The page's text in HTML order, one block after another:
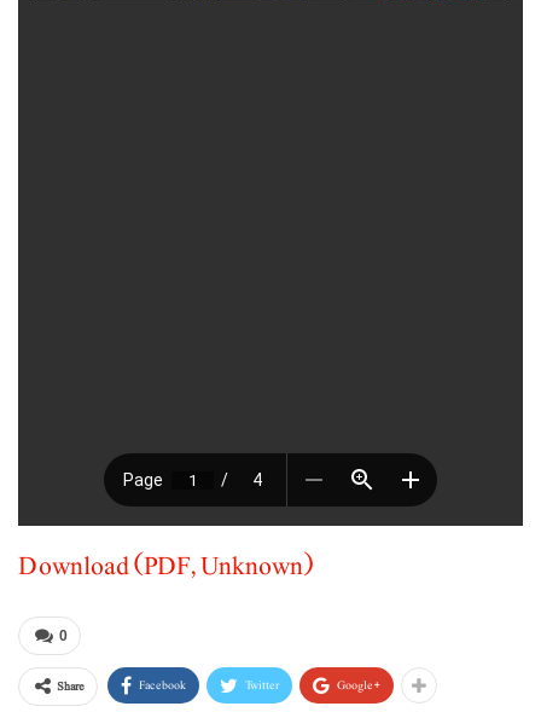
Download (PDF, Unknown)
0
Share Facebook Twitter Google+